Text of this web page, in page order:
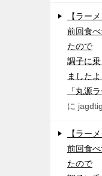
【ラーメ
前回食
たので
調子に
ました
「丸源
に
【ラーメ
前回食
たので